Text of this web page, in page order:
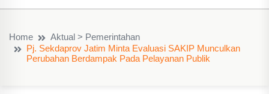
Home
Aktual > Pemerintahan
Pj. Sekdaprov Jatim Minta Evaluasi SAKIP Munculkan
Perubahan Berdampak Pada Pelayanan Publik